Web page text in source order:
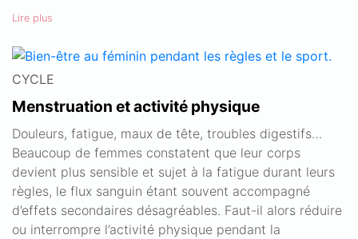
Lire plus
CYCLE
Menstruation et activité physique
Douleurs, fatigue, maux de tête, troubles digestifs…
Beaucoup de femmes constatent que leur corps
devient plus sensible et sujet à la fatigue durant leurs
règles, le flux sanguin étant souvent accompagné
d’effets secondaires désagréables. Faut-il alors réduire
ou interrompre l’activité physique pendant la